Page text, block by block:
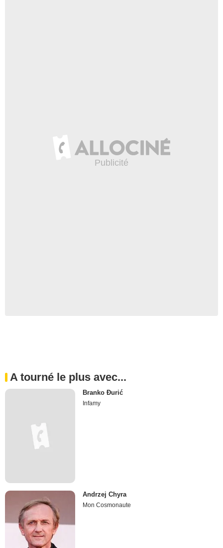
A tourné le plus avec...
Branko Đurić
Infamy
Andrzej Chyra
Mon Cosmonaute